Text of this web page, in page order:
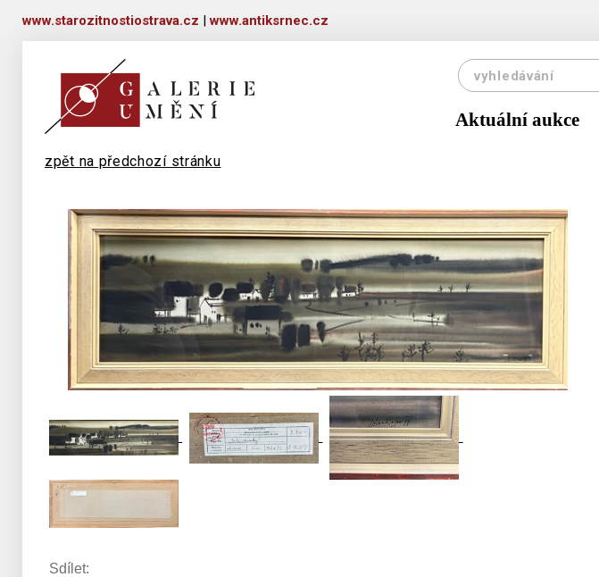
www.starozitnostiostrava.cz |www.antiksrnec.cz
Aktuální aukce
zpět na předchozí stránku
Sdílet: